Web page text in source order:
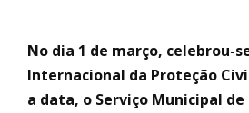
No dia 1 de março, celebrou-
Internacional da Proteção
a data, o Serviço Municipal